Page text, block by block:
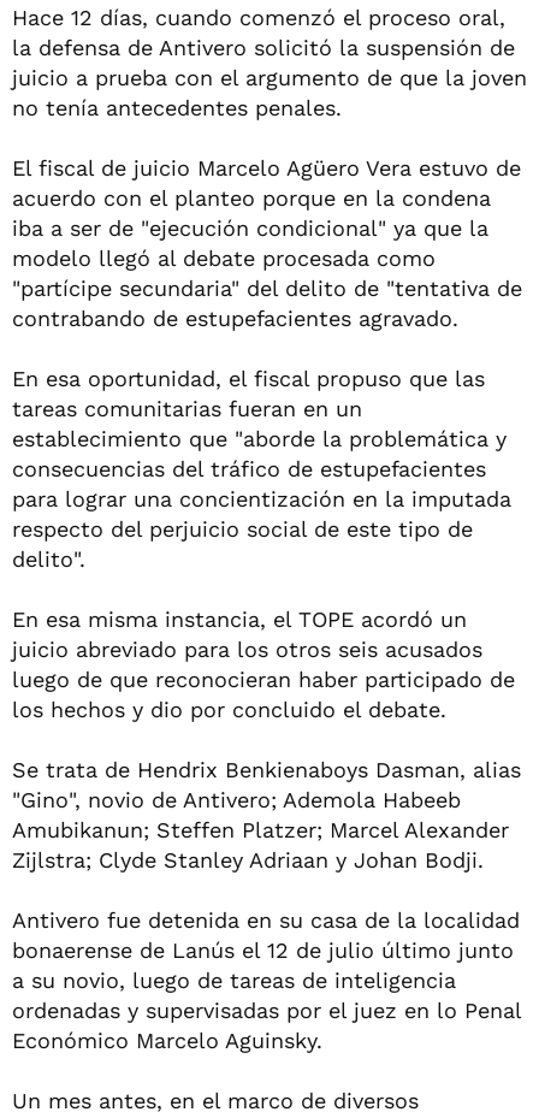
Hace 12 días, cuando comenzó el proceso oral,
la defensa de Antivero solicitó la suspensión de
juicio a prueba con el argumento de que la joven
no tenía antecedentes penales.
El fiscal de juicio Marcelo Agüero Vera estuvo de
acuerdo con el planteo porque en la condena
iba a ser de "ejecución condicional" ya que la
modelo llegó al debate procesada como
"partícipe secundaria" del delito de "tentativa de
contrabando de estupefacientes agravado.
En esa oportunidad, el fiscal propuso que las
tareas comunitarias fueran en un
establecimiento que "aborde la problemática y
consecuencias del tráfico de estupefacientes
para lograr una concientización en la imputada
respecto del perjuicio social de este tipo de
delito".
En esa misma instancia, el TOPE acordó un
juicio abreviado para los otros seis acusados
luego de que reconocieran haber participado de
los hechos y dio por concluido el debate.
Se trata de Hendrix Benkienaboys Dasman, alias
"Gino", novio de Antivero; Ademola Habeeb
Amubikanun; Steffen Platzer; Marcel Alexander
Zijlstra; Clyde Stanley Adriaan y Johan Bodji.
Antivero fue detenida en su casa de la localidad
bonaerense de Lanús el 12 de julio último junto
a su novio, luego de tareas de inteligencia
ordenadas y supervisadas por el juez en lo Penal
Económico Marcelo Aguinsky.
Un mes antes, en el marco de diversos